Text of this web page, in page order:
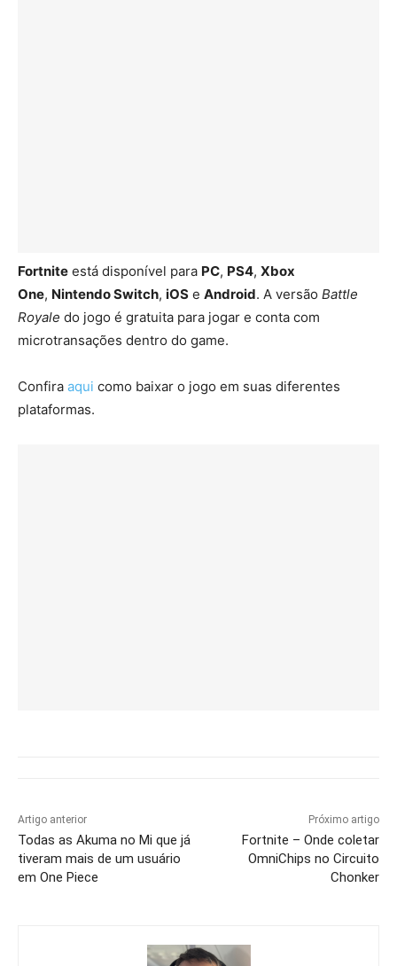
Fortnite está disponível para PC, PS4, Xbox
One, Nintendo Switch, iOS e Android. A versão Battle
Royale do jogo é gratuita para jogar e conta com
microtransações dentro do game.
Confira aqui como baixar o jogo em suas diferentes
plataformas.
Artigo anterior
Todas as Akuma no Mi que já
tiveram mais de um usuário
em One Piece
Próximo artigo
Fortnite – Onde coletar
OmniChips no Circuito
Chonker